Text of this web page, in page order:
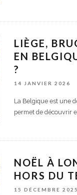
LIÈGE,
EN
?
14 JANVIER 2026
La Belgique est une
permet de découvrir
NOËL À
HORS DU
15 DÉCEMBRE 2025